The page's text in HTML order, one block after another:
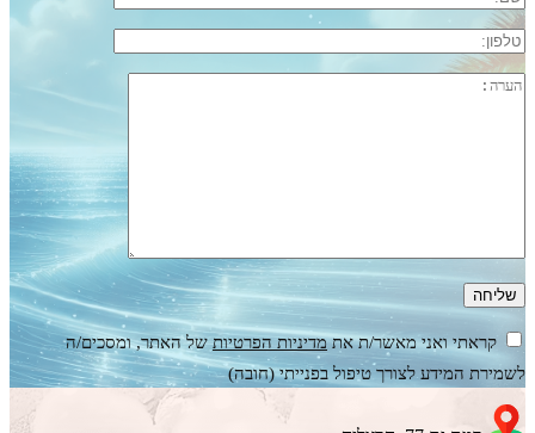
קראתי ואני מאשר/ת אתמדיניות הפרטיותשל האתר, ומסכים/ה
לשמירת המידע לצורך טיפול בפנייתי (חובה)